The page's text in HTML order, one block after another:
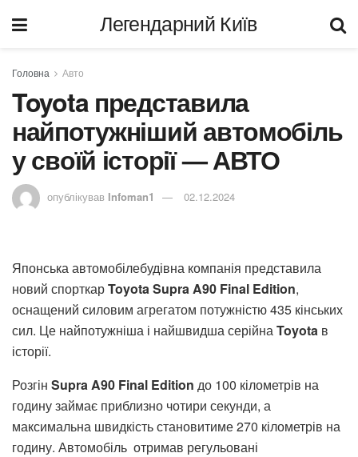
Легендарний Київ
Головна Авто
Toyota представила
найпотужніший автомобіль
у своїй історії — АВТО
опублікував Infoman1 02.12.2024
Японська автомобілебудівна компанія представила
новий спорткарToyota Supra A90 Final Edition,
оснащений силовим агрегатом потужністю 435 кінських
сил. Це найпотужніша і найшвидша серійнаToyota в
історії.
Розгін Supra A90 Final Edition до 100 кілометрів на
годину займає приблизно чотири секунди, а
максимальна швидкість становитиме 270 кілометрів на
годину. Автомобіль отримав регульовані